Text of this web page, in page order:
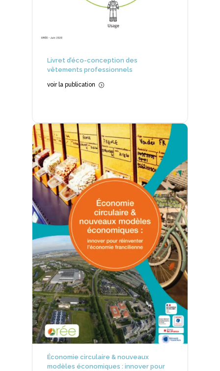
Livret d’éco-conception des
vêtements professionnels
voir la publication =
Économie circulaire & nouveaux
modèles économiques : innover pour